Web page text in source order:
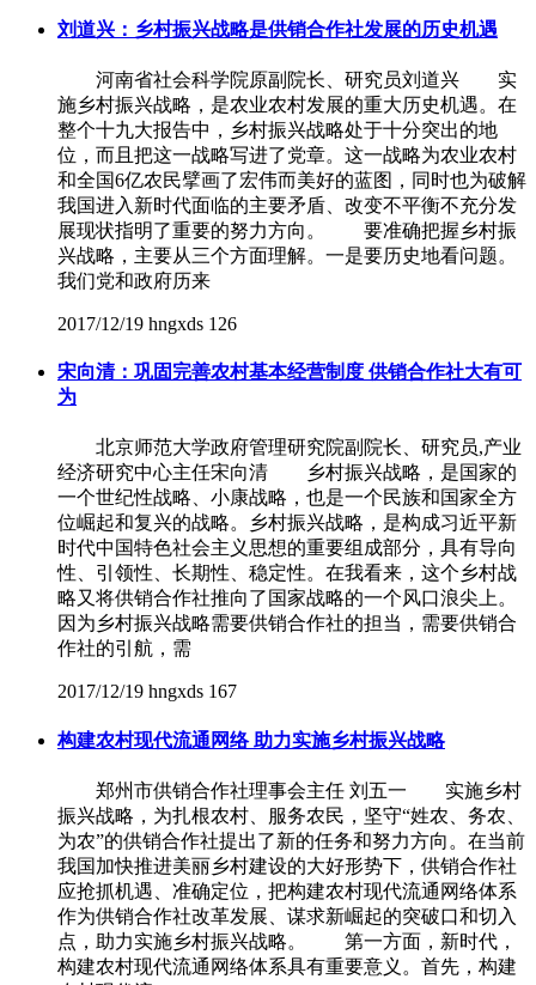
刘道兴：乡村振兴战略是供销合作社发展的历史机遇
河南省社会科学院原副院长、研究员刘道兴 实
施乡村振兴战略，是农业农村发展的重大历史机遇。在
整个十九大报告中，乡村振兴战略处于十分突出的地
位，而且把这一战略写进了党章。这一战略为农业农村
和全国6亿农民擘画了宏伟而美好的蓝图，同时也为破解
我国进入新时代面临的主要矛盾、改变不平衡不充分发
展现状指明了重要的努力方向。 要准确把握乡村振
兴战略，主要从三个方面理解。一是要历史地看问题。
我们党和政府历来
2017/12/19 hngxds 126
宋向清：巩固完善农村基本经营制度 供销合作社大有可
为
北京师范大学政府管理研究院副院长、研究员,产业
经济研究中心主任宋向清 乡村振兴战略，是国家的
一个世纪性战略、小康战略，也是一个民族和国家全方
位崛起和复兴的战略。乡村振兴战略，是构成习近平新
时代中国特色社会主义思想的重要组成部分，具有导向
性、引领性、长期性、稳定性。在我看来，这个乡村战
略又将供销合作社推向了国家战略的一个风口浪尖上。
因为乡村振兴战略需要供销合作社的担当，需要供销合
作社的引航，需
2017/12/19 hngxds 167
构建农村现代流通网络 助力实施乡村振兴战略
郑州市供销合作社理事会主任 刘五一 实施乡村
振兴战略，为扎根农村、服务农民，坚守“姓农、务农、
为农”的供销合作社提出了新的任务和努力方向。在当前
我国加快推进美丽乡村建设的大好形势下，供销合作社
应抢抓机遇、准确定位，把构建农村现代流通网络体系
作为供销合作社改革发展、谋求新崛起的突破口和切入
点，助力实施乡村振兴战略。 第一方面，新时代，
构建农村现代流通网络体系具有重要意义。首先，构建